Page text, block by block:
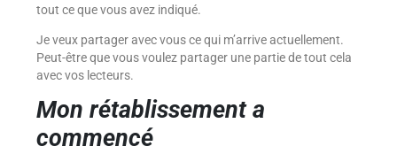
tout ce que vous avez indiqué.
Je veux partager avec vous ce qui m’arrive actuellement.
Peut-être que vous voulez partager une partie de tout cela
avec vos lecteurs.
Mon rétablissementa
commencé